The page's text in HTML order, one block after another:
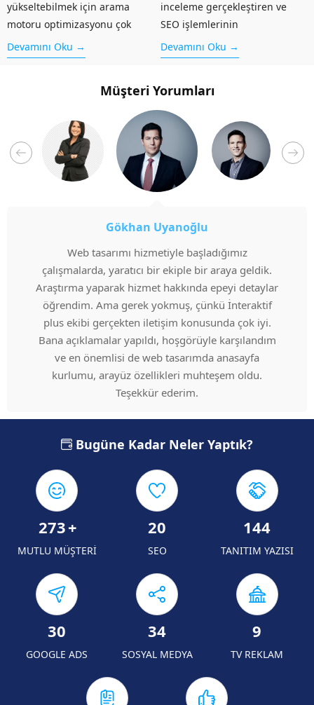
yükseltebilmek için arama
motoru optimizasyonu çok
önemlidir. E-ticaret SEO
danışmanlığı, internette varlık
kurumsal ya da bireysel
kararlarda, oluşturulacağı
pazar hacminde ve yapacağı
reklamlarda aldığı uzman...
Devamını Oku →
inceleme gerçekleştiren ve
SEO işlemlerinin
gerçekleştirilmesini sağlayan
danışmanlıktır. Bu danışmanlık
sitenizde bulunan hatalar ve
eksikler bulunur. Daha sonra
hem yazılımsal hem de
içeriksel problemler ortadan...
Devamını Oku →
Müşteri Yorumları
Gökhan Uyanoğlu
Web tasarımı hizmetiyle başladığımız
çalışmalarda, yaratıcı bir ekiple bir araya geldik.
Araştırma yaparak hizmet hakkında epeyi detaylar
öğrendim. Ama gerek yokmuş, çünkü İnteraktif
plus ekibi gerçekten iletişim konusunda çok iyi.
Bana açıklamalar yapıldı, hoşgörüyle karşılandım
ve en önemlisi de web tasarımda anasayfa
kurlumu, arayüz özellikleri muhteşem oldu.
Teşekkür ederim.
Bugüne Kadar Neler Yaptık?
273+
MUTLU MÜŞTERİ
20
SEO
144
TANITIM YAZISI
30
GOOGLE ADS
34
SOSYAL MEDYA
9
TV REKLAM